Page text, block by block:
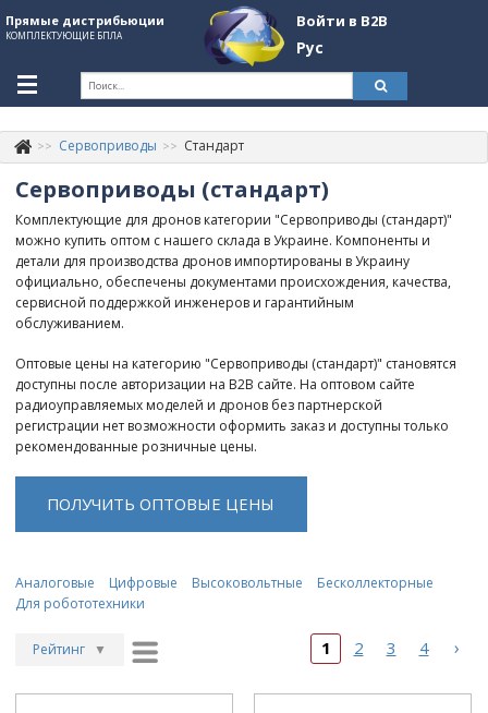
Прямые дистрибьюции
КОМПЛЕКТУЮЩИЕ БПЛА
Войти в B2B
Рус
+380507774092 Контакты
About Company
Обзоры
Категории
Войти в B2B
Стать партнером
Сервоприводы Стандарт
Сервоприводы (стандарт)
Комплектующие для дронов категории "Сервоприводы (стандарт)"
можно купить оптом с нашего склада в Украине. Компоненты и
детали для производства дронов импортированы в Украину
официально, обеспечены документами происхождения, качества,
сервисной поддержкой инженеров и гарантийным
обслуживанием.
Оптовые цены на категорию "Сервоприводы (стандарт)" становятся
доступны после авторизации на B2B сайте. На оптовом сайте
радиоуправляемых моделей и дронов без партнерской
регистрации нет возможности оформить заказ и доступны только
рекомендованные розничные цены.
ПОЛУЧИТЬ ОПТОВЫЕ ЦЕНЫ
Аналоговые Цифровые Высоковольтные
Бесколлекторные
Для робототехники
Рейтинг ▼
1 2 3 4 ›